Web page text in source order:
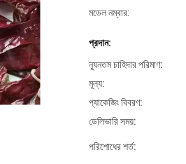
মডেল নম্বার:
প্রদান:
ন্যূনতম চাহিদার পরিমাণ:
মূল্য:
প্যাকেজিং বিবরণ:
ডেলিভারি সময়:
পরিশোধের শর্ত: